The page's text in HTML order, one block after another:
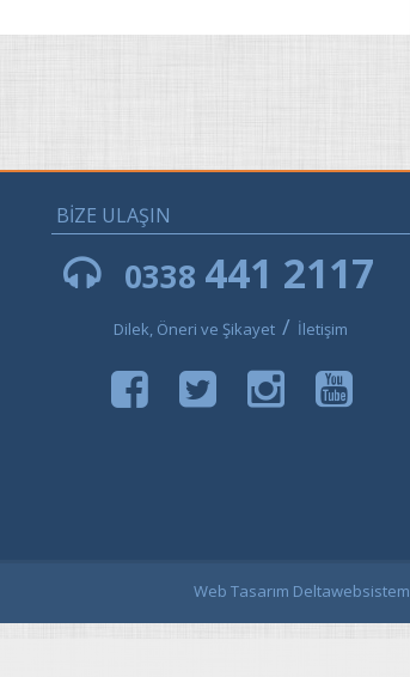
BİZE ULAŞIN
0338 441 2117
Dilek, Öneri ve Şikayet / İletişim
Web Tasarım Deltawebsistem